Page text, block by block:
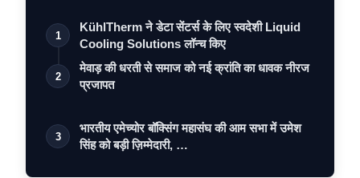
1
KühlTherm ने डेटा सेंटर्स के लिए स्वदेशी Liquid
Cooling Solutions लॉन्च किए
2
मेवाड़ की धरती से समाज को नई क्रांति का धावक नीरज
प्रजापत
3
भारतीय एमेच्योर बॉक्सिंग महासंघ की आम सभा में उमेश
सिंह को बड़ी ज़िम्मेदारी, …